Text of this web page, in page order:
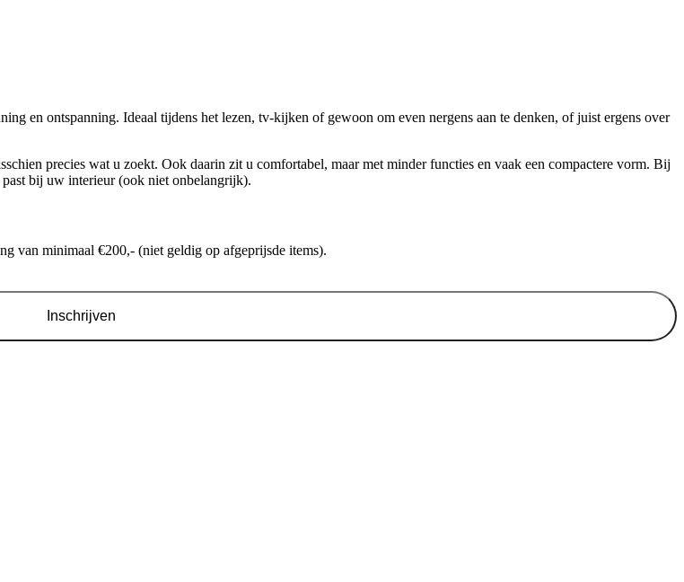
en ontspanning. Ideaal tijdens het lezen, tv-kijken of gewoon om even nergens aan te denken, of juist ergens over
precies wat u zoekt. Ook daarin zit u comfortabel, maar met minder functies en vaak een compactere vorm. Bij
bij uw interieur (ook niet onbelangrijk).
van minimaal €200,- (niet geldig op afgeprijsde items).
Inschrijven